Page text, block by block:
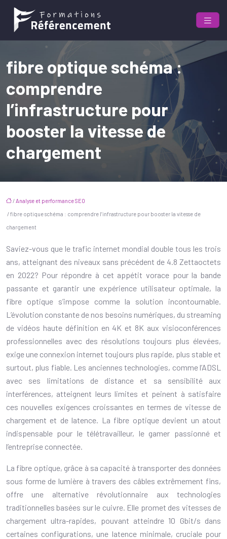
fibre optique schéma :
comprendre
l’infrastructure pour
booster la vitesse de
chargement
/Analyse et performance SEO
/ fibre optique schéma : comprendre l’infrastructure pour booster la vitesse de
chargement
Saviez-vous que le trafic internet mondial double tous les trois
ans, atteignant des niveaux sans précédent de 4.8 Zettaoctets
en 2022? Pour répondre à cet appétit vorace pour la bande
passante et garantir une expérience utilisateur optimale, la
fibre optique s’impose comme la solution incontournable.
L’évolution constante de nos besoins numériques, du streaming
de vidéos haute définition en 4K et 8K aux visioconférences
professionnelles avec des résolutions toujours plus élevées,
exige une connexion internet toujours plus rapide, plus stable et
surtout, plus fiable. Les anciennes technologies, comme l’ADSL
avec ses limitations de distance et sa sensibilité aux
interférences, atteignent leurs limites et peinent à satisfaire
ces nouvelles exigences croissantes en termes de vitesse de
chargement et de latence. La fibre optique devient un atout
indispensable pour le télétravailleur, le gamer passionné et
l’entreprise connectée.
La fibre optique, grâce à sa capacité à transporter des données
sous forme de lumière à travers des câbles extrêmement fins,
offre une alternative révolutionnaire aux technologies
traditionnelles basées sur le cuivre. Elle promet des vitesses de
chargement ultra-rapides, pouvant atteindre 10 Gbit/s dans
certaines configurations, une latence minimale, cruciale pour